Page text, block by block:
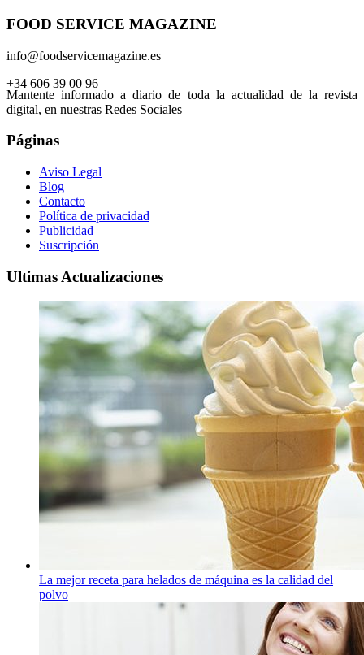
FOOD SERVICE MAGAZINE
info@foodservicemagazine.es
+34 606 39 00 96
Mantente informado a diario de toda la actualidad de la revista
digital, en nuestras Redes Sociales
Páginas
Aviso Legal
Blog
Contacto
Política de privacidad
Publicidad
Suscripción
Ultimas Actualizaciones
La mejor receta para helados de máquina es la calidad del
polvo